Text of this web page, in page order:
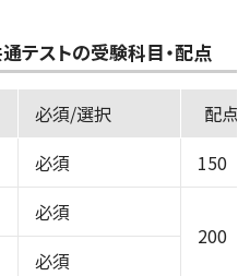
テストの受験科目・配点
必須/選択
配点
必須
150
必須
200
必須